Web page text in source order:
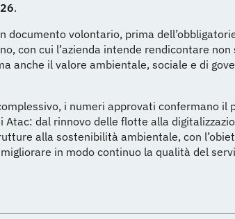
.
documento volontario, prima
con cui l’azienda intende rendicontare
anche il valore ambientale, sociale e di
i numeri approvati confermano il
Atac: dal rinnovo delle flotte alla
alla sostenibilità ambientale, con
in modo continuo la qualità del